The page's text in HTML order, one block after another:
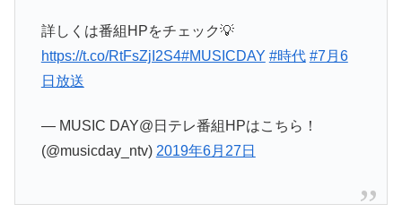
詳しくは番組HPをチェック💡
https://t.co/RtFsZjI2S4#MUSICDAY #時代 #7月6
日放送
— MUSIC DAY@日テレ番組HPはこちら！
(@musicday_ntv) 2019年6月27日